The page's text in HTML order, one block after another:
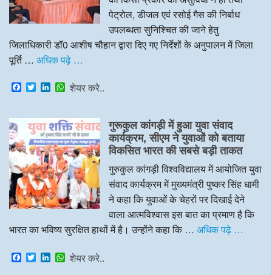
पेट्रोल, डीजल एवं रसोई गैस की निर्बाध
उपलब्धता सुनिश्चित की जाने हेतु
जिलाधिकारी डॉ0 आशीष चौहान द्वारा दिए गए निर्देशों के अनुपालन में जिला
पूर्ति … अधिक पढ़े …
F
a
e
b
o
k
T
w
t
t
e
r
L
k
e
d
I
n
W
t
s
A
p
p
शेयर करे..
गुरूकुल कांगड़ी में हुआ युवा संवाद
कार्यक्रम, सीएम ने युवाओं को बताया
विकसित भारत की सबसे बड़ी ताकत
गुरुकुल कांगड़ी विश्वविद्यालय में आयोजित युवा
संवाद कार्यक्रम में मुख्यमंत्री पुष्कर सिंह धामी
ने कहा कि युवाओं के चेहरों पर दिखाई देने
वाला आत्मविश्वास इस बात का प्रमाण है कि
भारत का भविष्य सुरक्षित हाथों में है। उन्होंने कहा कि … अधिक पढ़े …
F
a
T
w
L W
शेयर करे..